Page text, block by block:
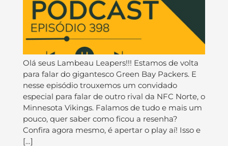
Olá seus Lambeau Leapers!!! Estamos de volta
para falar do gigantesco Green Bay Packers. E
nesse episódio trouxemos um convidado
especial para falar de outro rival da NFC Norte, o
Minnesota Vikings. Falamos de tudo e mais um
pouco, quer saber como ficou a resenha?
Confira agora mesmo, é apertar o play aí! Isso e
[…]